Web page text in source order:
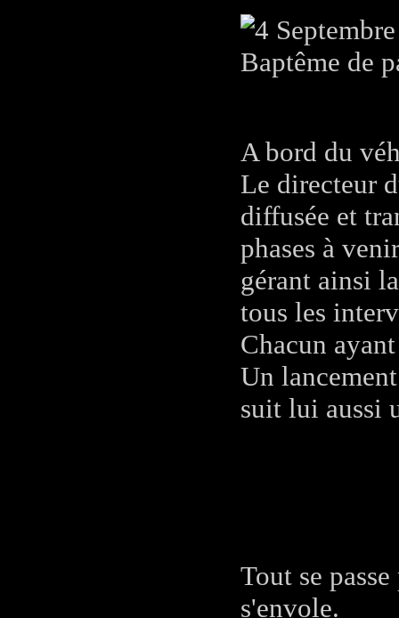
A bord du
Le directeur
diffusée et
phases à
gérant ainsi
tous les
Chacun
Un
suit lui aussi
Tout se
s'envole.